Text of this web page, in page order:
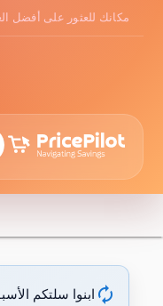
مكانك للعثور على أفضل
autorenew ابنوا سلتكم